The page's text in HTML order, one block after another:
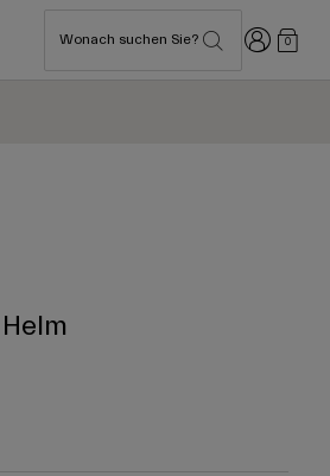
Wonach suchen Sie? Anmelden
0